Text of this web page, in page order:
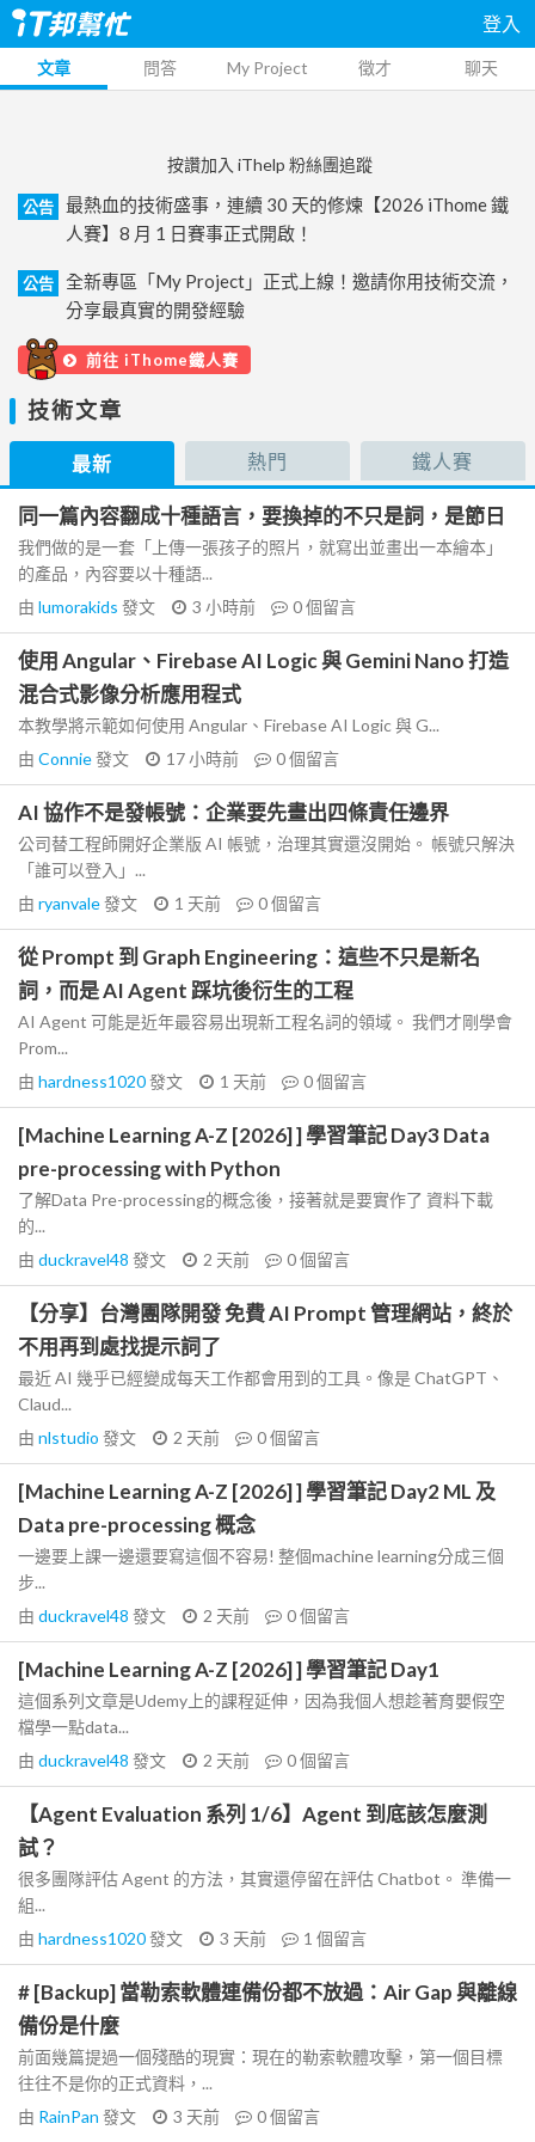
登入
文章 問答 My Project 徵才 聊天
按讚加入 iThelp 粉絲團追蹤
公告
最熱血的技術盛事，連續 30 天的修煉【2026 iThome 鐵
人賽】8 月 1 日賽事正式開啟！
公告
全新專區「My Project」正式上線！邀請你用技術交流，
分享最真實的開發經驗
前往 iThome鐵人賽
技術文章
最新 熱門 鐵人賽
同一篇內容翻成十種語言，要換掉的不只是詞，是節日
我們做的是一套「上傳一張孩子的照片，就寫出並畫出一本繪本」
的產品，內容要以十種語...
由 lumorakids 發文 3 小時前 0個留言
使用 Angular、Firebase AI Logic 與 Gemini Nano 打造
混合式影像分析應用程式
本教學將示範如何使用 Angular、Firebase AI Logic 與 G...
由 Connie發文 17 小時前 0個留言
AI 協作不是發帳號：企業要先畫出四條責任邊界
公司替工程師開好企業版 AI 帳號，治理其實還沒開始。 帳號只解決
「誰可以登入」...
由 ryanvale發文 1 天前 0個留言
從 Prompt 到 Graph Engineering：這些不只是新名
詞，而是 AI Agent 踩坑後衍生的工程
AI Agent 可能是近年最容易出現新工程名詞的領域。 我們才剛學會
Prom...
由 hardness1020發文 1 天前 0個留言
[Machine Learning A-Z [2026] ] 學習筆記 Day3 Data
pre-processing with Python
了解Data Pre-processing的概念後，接著就是要實作了 資料下載
的...
由 duckravel48 發文 2 天前 0個留言
【分享】台灣團隊開發 免費 AI Prompt 管理網站，終於
不用再到處找提示詞了
最近 AI 幾乎已經變成每天工作都會用到的工具。像是 ChatGPT、
Claud...
由 nlstudio 發文 2 天前 0個留言
[Machine Learning A-Z [2026] ] 學習筆記 Day2 ML 及
Data pre-processing 概念
一邊要上課一邊還要寫這個不容易! 整個machine learning分成三個
步...
由 duckravel48 發文 2 天前 0個留言
[Machine Learning A-Z [2026] ] 學習筆記 Day1
這個系列文章是Udemy上的課程延伸，因為我個人想趁著育嬰假空
檔學一點data...
由 duckravel48 發文 2 天前 0個留言
【Agent Evaluation 系列 1/6】Agent 到底該怎麼測
試？
很多團隊評估 Agent 的方法，其實還停留在評估 Chatbot。 準備一
組...
由 hardness1020發文 3 天前 1 個留言
# [Backup] 當勒索軟體連備份都不放過：Air Gap 與離線
備份是什麼
前面幾篇提過一個殘酷的現實：現在的勒索軟體攻擊，第一個目標
往往不是你的正式資料，...
由 RainPan 發文 3 天前 0個留言